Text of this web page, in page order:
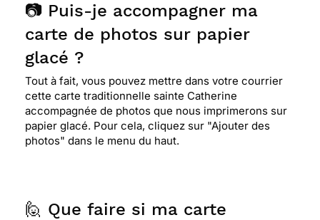
📷 Puis-je accompagner ma
carte de photos sur papier
glacé ?
Tout à fait, vous pouvez mettre dans votre courrier
cette carte traditionnelle sainte Catherine
accompagnée de photos que nous imprimerons sur
papier glacé. Pour cela, cliquez sur "Ajouter des
photos" dans le menu du haut.
🙋 Que faire si ma carte